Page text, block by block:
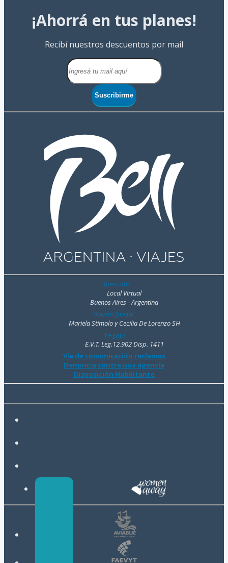
¡Ahorrá en tus planes!
Recibí nuestros descuentos por mail
Suscribirme
Dirección
Local Virtual
Buenos Aires - Argentina
Razón Social
Mariela Stimolo y Cecilia De Lorenzo SH
Legajo
E.V.T. Leg.12.902 Disp. 1411
Vía de comunicación reclamos
Denuncia contra una agencia
Disposición Habilitante